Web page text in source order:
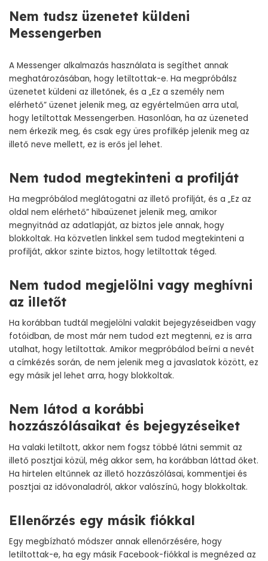
Nem tudsz üzenetet küldeni
Messengerben
A Messenger alkalmazás használata is segíthet annak
meghatározásában, hogy letiltottak-e. Ha megpróbálsz
üzenetet küldeni az illetőnek, és a „Ez a személy nem
elérhető” üzenet jelenik meg, az egyértelműen arra utal,
hogy letiltottak Messengerben. Hasonlóan, ha az üzeneted
nem érkezik meg, és csak egy üres profilkép jelenik meg az
illető neve mellett, ez is erős jel lehet.
Nem tudod megtekinteni a profilját
Ha megpróbálod meglátogatni az illető profilját, és a „Ez az
oldal nem elérhető” hibaüzenet jelenik meg, amikor
megnyitnád az adatlapját, az biztos jele annak, hogy
blokkoltak. Ha közvetlen linkkel sem tudod megtekinteni a
profilját, akkor szinte biztos, hogy letiltottak téged.
Nem tudod megjelölni vagy meghívni
az illetőt
Ha korábban tudtál megjelölni valakit bejegyzéseidben vagy
fotóidban, de most már nem tudod ezt megtenni, ez is arra
utalhat, hogy letiltottak. Amikor megpróbálod beírni a nevét
a címkézés során, de nem jelenik meg a javaslatok között, ez
egy másik jel lehet arra, hogy blokkoltak.
Nem látod a korábbi
hozzászólásaikat és bejegyzéseiket
Ha valaki letiltott, akkor nem fogsz többé látni semmit az
illető posztjai közül, még akkor sem, ha korábban láttad őket.
Ha hirtelen eltűnnek az illető hozzászólásai, kommentjei és
posztjai az idővonaladról, akkor valószínű, hogy blokkoltak.
Ellenőrzés egy másik fiókkal
Egy megbízható módszer annak ellenőrzésére, hogy
letiltottak-e, ha egy másik Facebook-fiókkal is megnézed az